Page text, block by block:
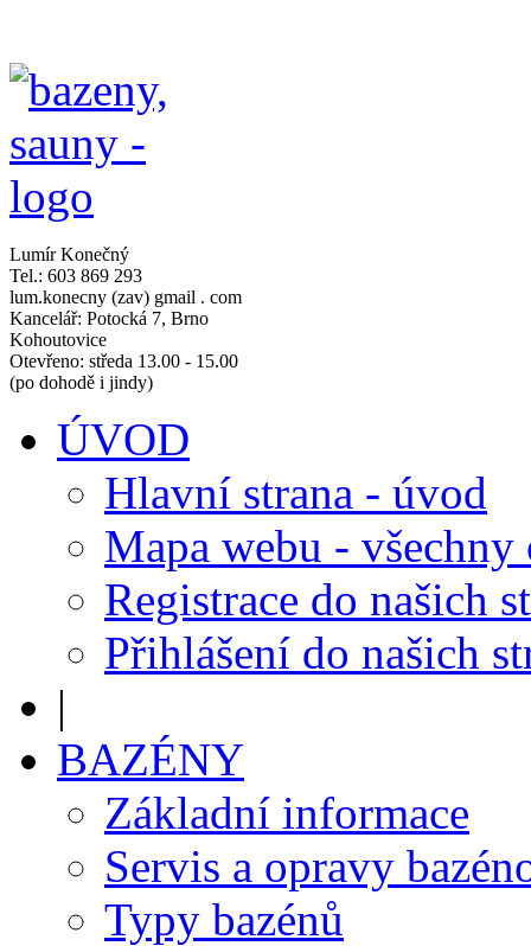
Lumír Konečný
Tel.: 603 869 293
lum.konecny (zav) gmail . com
Kancelář: Potocká 7, Brno
Kohoutovice
Otevřeno: středa 13.00 - 15.00
(po dohodě i jindy)
ÚVOD
Hlavní strana - úvod
Mapa webu - všechny
Registrace do našich
Přihlášení do našich
|
BAZÉNY
Základní informace
Servis a opravy
Typy bazénů